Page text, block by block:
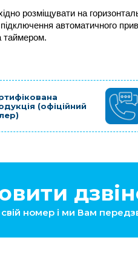
розміщувати на
автоматичного
таймером.
(офіційний
номер і ми Вам